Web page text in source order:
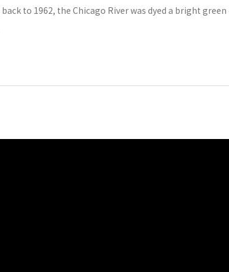
to 1962, the Chicago River was dyed a bright green